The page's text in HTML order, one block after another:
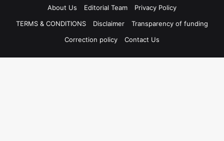
About Us
Editorial Team
Privacy Policy
TERMS & CONDITIONS
Disclaimer
Transparency of funding
Correction policy
Contact Us